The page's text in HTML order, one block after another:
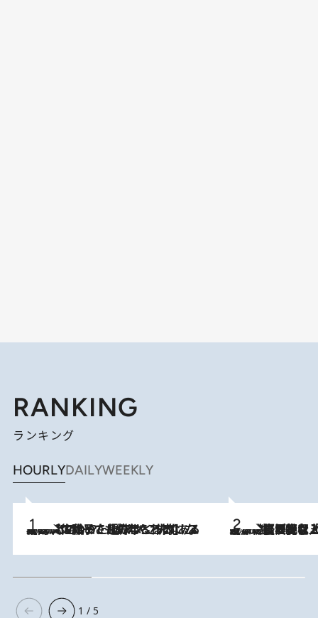
RANKING
ランキング
HOURLYDAILYWEEKLY
2026.8.5
【阿川佐和子さんの年とる力】なぜ70代で始めた趣味は“こんなに楽しい”のか？ ピアノ、俳句…スランプに陥っても続けられる“ある秘訣”とは 2026.8.5
【なぜ吉沢亮は「気配を消せる」のか？】興行収入208億の『国宝』を経て挑むミュージカル『ディア・エヴァン・ハンセン』。トップ俳優が舞台上でさらけ出した“孤独”とは
1 / 5